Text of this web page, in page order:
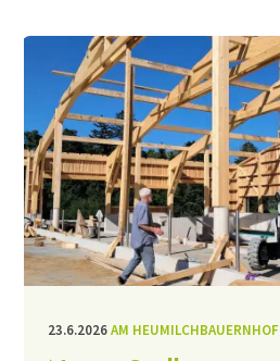
23.6.2026AM HEUMILCHBAUERNHOF